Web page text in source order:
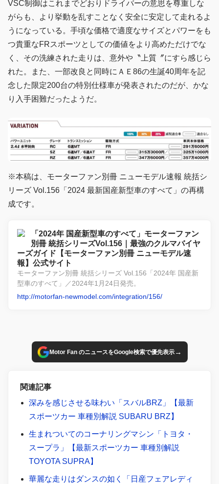
VSC制御はこれまでどおりドライバーの意思を尊重しな
がらも、より挙動を乱すことなく安全に安定して走れるよ
うになっている。手頃な価格で適度なサイズとパワーをも
つ貴重なFRスポーツとしての価値をより高めただけでな
く、その洗練された走りは、意外や〝上質〞にすら感じら
れた。また、一部改良と同時にＡＥ86の生誕40周年を記
念した限定200台の特別仕様車が発表されたのだが、かな
り入手困難だったようだ。
※本稿は、モーターファン別冊 ニューモデル速報 統括シ
リーズ Vol.156「2024 最新国産新型車のすべて」の再構
成です。
「2024年 国産新型車のすべて」モーターファン
別冊 統括シリーズVol.156｜最強のクルマバイヤ
ーズガイド【モーターファン別冊 ニューモデル速
報】公式サイト
モーターファン別冊 統括シリーズ Vol.156「2024年 国産新
型車のすべて」／2024年1月24日発売。
http://motorfan-newmodel.com/integration/156/
Motor Fan のニュースをGoogle検索で優先表示→
関連記事
深みを感じさせる味わい「スバルBRZ」【最新
スポーツカー 車種別解説 SUBARU BRZ】
生まれついてのコーナリングマシン「トヨタ・
スープラ」【最新スポーツカー 車種別解説
TOYOTA SUPRA】
華麗な走りはダンスの如く「日産フェアレディ